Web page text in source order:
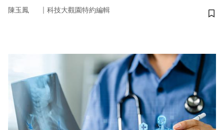
陳玉鳳 ｜ 科技大觀園特約編輯
儲